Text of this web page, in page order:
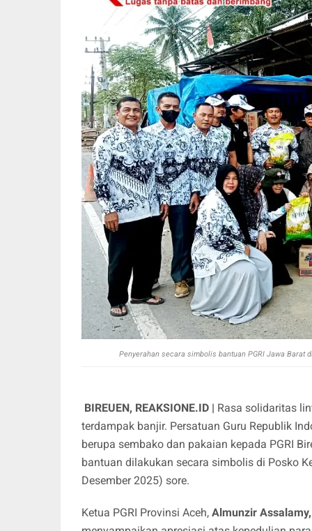
Penyerahan secara simbolis bantuan PGRI Jawa Barat
BIREUEN, REAKSIONE.ID | Rasa solidaritas
terdampak banjir. Persatuan Guru Republik
berupa sembako dan pakaian kepada PGRI
bantuan dilakukan secara simbolis di Posko
Desember 2025) sore.
Ketua PGRI Provinsi Aceh, Almunzir